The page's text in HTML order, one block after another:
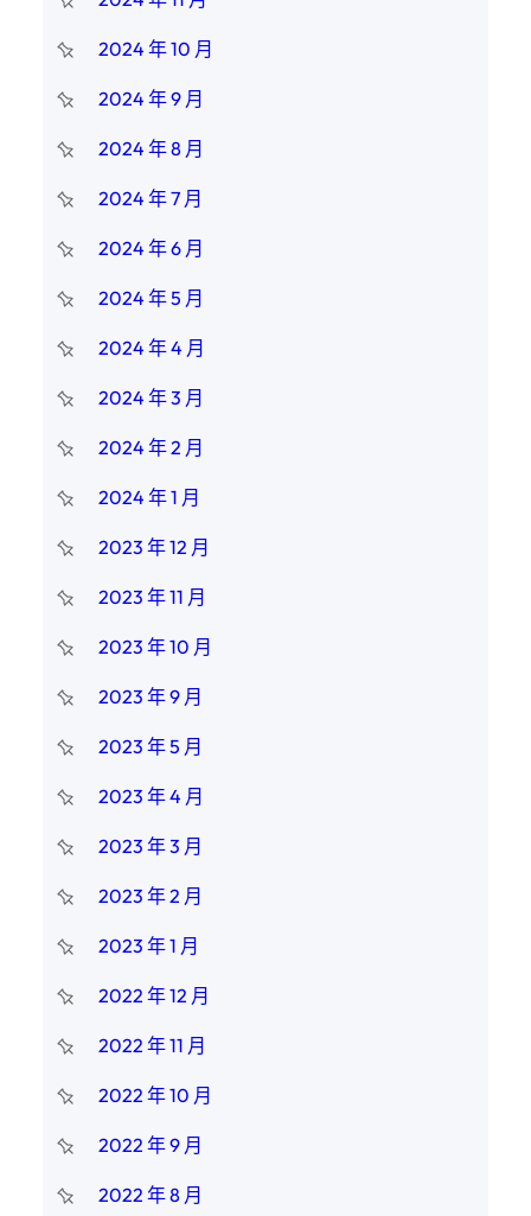
2024 年 10 月
2024 年 9 月
2024 年 8 月
2024 年 7 月
2024 年 6 月
2024 年 5 月
2024 年 4 月
2024 年 3 月
2024 年 2 月
2024 年 1 月
2023 年 12 月
2023 年 11 月
2023 年 10 月
2023 年 9 月
2023 年 5 月
2023 年 4 月
2023 年 3 月
2023 年 2 月
2023 年 1 月
2022 年 12 月
2022 年 11 月
2022 年 10 月
2022 年 9 月
2022 年 8 月